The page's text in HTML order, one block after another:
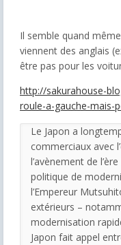
Il semble quand
viennent des anglais
être pas pour les
http://sakurahouse-
roule-a-gauche-mais-
Le Japon a
commerciaux avec
l’avènement de
politique de
l’Empereur
extérieurs –
modernisation
Japon fait appel